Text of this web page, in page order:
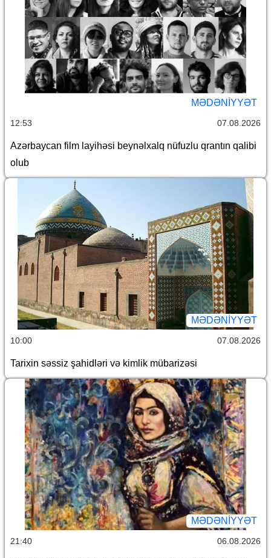
MƏDƏNIYYƏT
12:53 07.08.2026
Azərbaycan film layihəsi beynəlxalq nüfuzlu qrantın qalibi
olub
MƏDƏNIYYƏT
10:00 07.08.2026
Tarixin səssiz şahidləri və kimlik mübarizəsi
MƏDƏNIYYƏT
21:40 06.08.2026